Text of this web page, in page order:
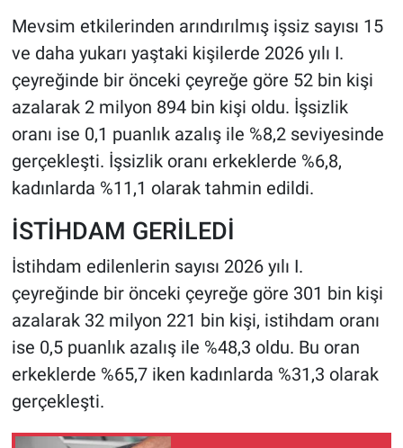
Mevsim etkilerinden arındırılmış işsiz sayısı 15
ve daha yukarı yaştaki kişilerde 2026 yılı I.
çeyreğinde bir önceki çeyreğe göre 52 bin kişi
azalarak 2 milyon 894 bin kişi oldu. İşsizlik
oranı ise 0,1 puanlık azalış ile %8,2 seviyesinde
gerçekleşti. İşsizlik oranı erkeklerde %6,8,
kadınlarda %11,1 olarak tahmin edildi.
İSTİHDAM GERİLEDİ
İstihdam edilenlerin sayısı 2026 yılı I.
çeyreğinde bir önceki çeyreğe göre 301 bin kişi
azalarak 32 milyon 221 bin kişi, istihdam oranı
ise 0,5 puanlık azalış ile %48,3 oldu. Bu oran
erkeklerde %65,7 iken kadınlarda %31,3 olarak
gerçekleşti.